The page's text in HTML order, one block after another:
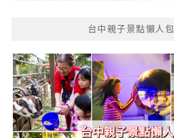
台中親子景點懶人包